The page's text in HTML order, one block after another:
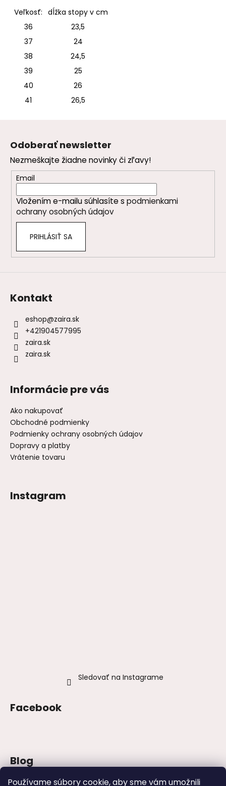
Používame súbory cookie, aby sme vám umožnili
Veľkosť: dĺžka stopy v cm
36
23,5
37
24
38
24,5
39
25
40
26
41
26,5
Odoberať newsletter
Nezmeškajte žiadne novinky či zľavy!
Email
Vložením e-mailu súhlasíte s podmienkami
ochrany osobných údajov
PRIHLÁSIŤ SA
Kontakt
eshop@zaira.sk
+421904577995
zaira.sk
zaira.sk
Informácie pre vás
Ako nakupovať
Obchodné podmienky
Podmienky ochrany osobných údajov
Dopravy a platby
Vrátenie tovaru
Instagram
Sledovať na Instagrame
Facebook
Blog
Šaty na stužkovú 2026: trendy, farby a